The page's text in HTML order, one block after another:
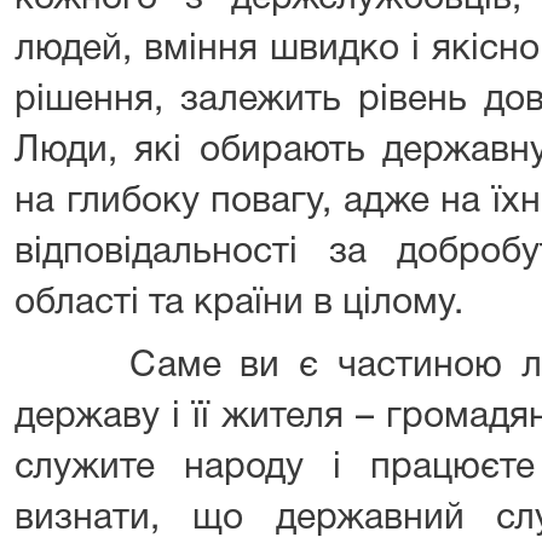
людей, вміння швидко і
рішення, залежить рівень
Люди, які обирають
на глибоку повагу, адже на
відповідальності за
області та країни в цілому.
Саме ви є частиною
державу і її жителя –
служите народу і
визнати, що державний